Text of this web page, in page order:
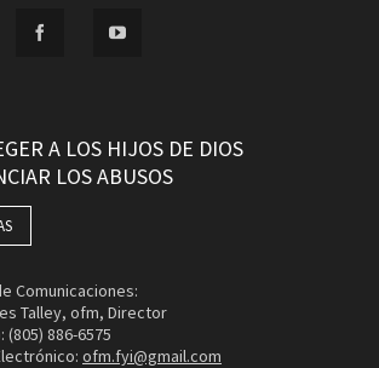
A LOS HIJOS DE DIOS
LOS ABUSOS
Comunicaciones:
Talley, ofm, Director
886-6575
ofm.fyi@gmail.com